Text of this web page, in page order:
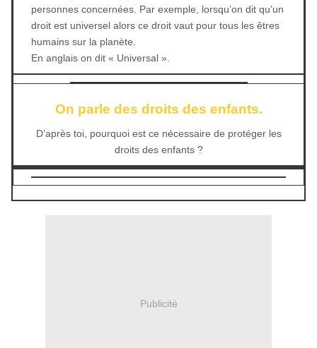
personnes concernées. Par exemple, lorsqu’on dit qu’un
droit est universel alors ce droit vaut pour tous les êtres
humains sur la planète.
En anglais on dit « Universal ».
On parle des droits des enfants.
D’après toi, pourquoi est ce nécessaire de protéger les
droits des enfants ?
Publicité